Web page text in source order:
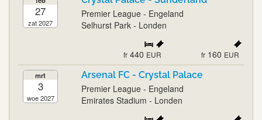
27
zat 2027
Premier League - Engeland
Selhurst Park - Londen
fr 440 EUR fr 160 EUR
mrt
3
woe 2027
Arsenal FC - Crystal Palace
Premier League - Engeland
Emirates Stadium - Londen